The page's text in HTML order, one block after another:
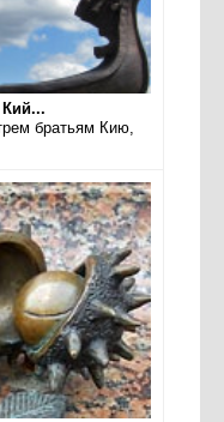
братьям Кию,